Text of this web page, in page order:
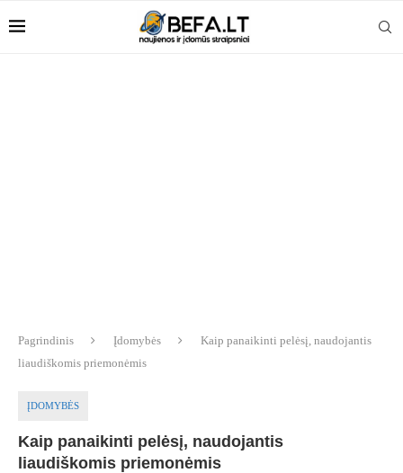
Pagrindinis Įdomybės
Kaip panaikinti pelėsį, naudojantis
liaudiškomis priemonėmis
ĮDOMYBĖS
Kaip panaikinti pelėsį, naudojantis
liaudiškomis priemonėmis